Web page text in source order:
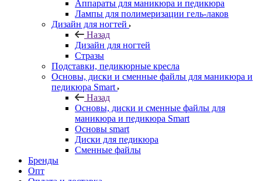
Аппараты для маникюра и педикюра
Лампы для полимеризации гель-лаков
Дизайн для ногтей
Назад
Дизайн для ногтей
Стразы
Подставки, педикюрные кресла
Основы, диски и сменные файлы для маникюра и
педикюра Smart
Назад
Основы, диски и сменные файлы для
маникюра и педикюра Smart
Основы smart
Диски для педикюра
Сменные файлы
Бренды
Опт